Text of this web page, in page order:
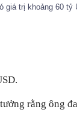
giá trị khoảng 60 tỷ
rằng ông